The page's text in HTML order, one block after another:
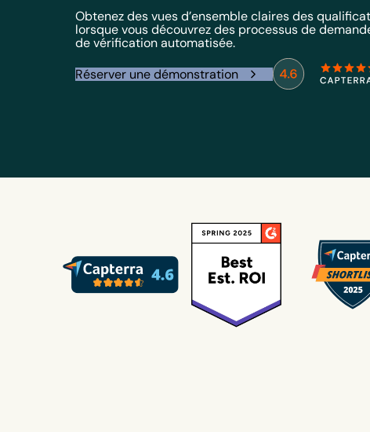
Obtenez des vues d’ensemble claires des
lorsque vous découvrez des processus de
de vérification automatisée.
Réserver une démonstration